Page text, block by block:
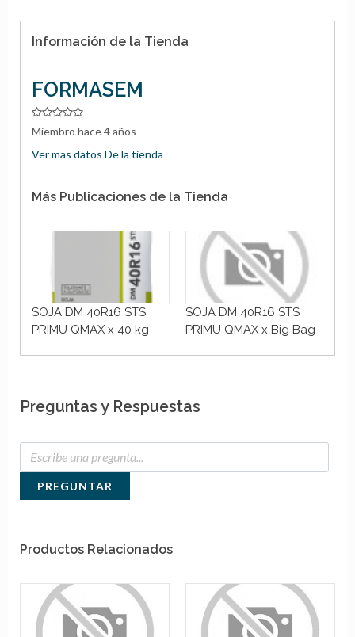
Información de la Tienda
FORMASEM
Miembro hace 4 años
Ver mas datos De la tienda
Más Publicaciones de la Tienda
SOJA DM 40R16 STS
PRIMU QMAX x 40 kg
SOJA DM 40R16 STS
PRIMU QMAX x Big Bag
Preguntas y Respuestas
PREGUNTAR
Productos Relacionados